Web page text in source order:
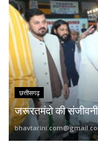
छत्तीसगढ़
जरूरतमंदो की